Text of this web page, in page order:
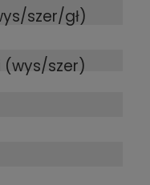
szer/gł)
(wys/szer)